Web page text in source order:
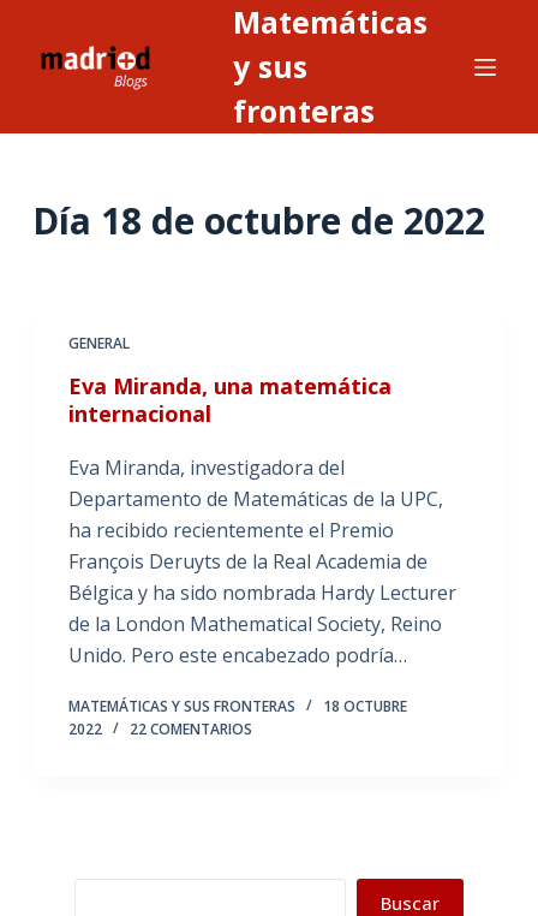
Matemáticas
y sus
fronteras
Día 18 de octubre de 2022
GENERAL
Eva Miranda, una matemática
internacional
Eva Miranda, investigadora del
Departamento de Matemáticas de la UPC,
ha recibido recientemente el Premio
François Deruyts de la Real Academia de
Bélgica y ha sido nombrada Hardy Lecturer
de la London Mathematical Society, Reino
Unido. Pero este encabezado podría…
MATEMÁTICAS Y SUS FRONTERAS
18 OCTUBRE
2022
22 COMENTARIOS
Buscar